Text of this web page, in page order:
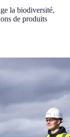
la biodiversité,
de produits